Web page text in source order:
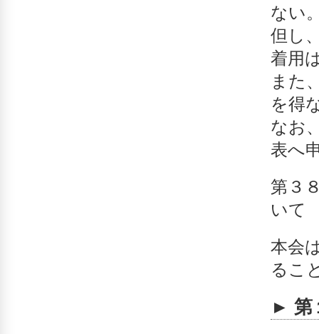
な
但し
着用
また
を得
なお
表へ
第３
いて
本会
るこ
► 第